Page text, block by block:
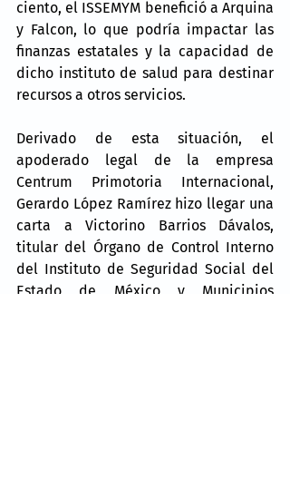
ciento, el ISSEMYM benefició a Arquina
y Falcon, lo que podría impactar las
finanzas estatales y la capacidad de
dicho instituto de salud para destinar
recursos a otros servicios.
Derivado de esta situación, el
apoderado legal de la empresa
Centrum Primotoria Internacional,
Gerardo López Ramírez hizo llegar una
carta a Victorino Barrios Dávalos,
titular del Órgano de Control Interno
del Instituto de Seguridad Social del
Estado de México y Municipios